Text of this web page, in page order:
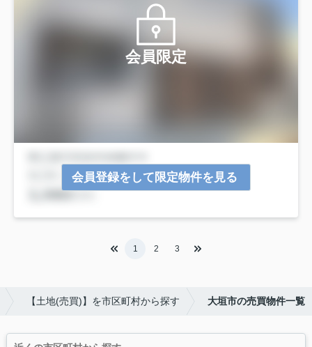
会員限定
会員登録をして限定物件を見る
1 2 3
【土地(売買)】を市区町村から探す 大垣市の売買物件一覧